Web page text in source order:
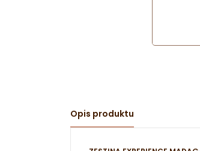
Opis produktu